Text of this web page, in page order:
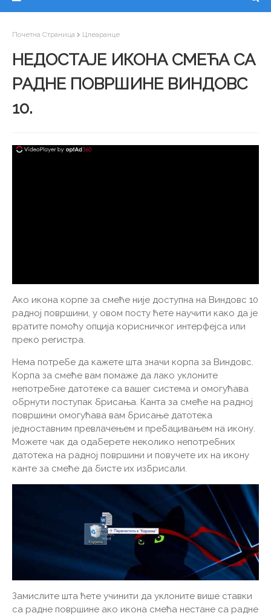
Почетна Страница Цлеаранце
НЕДОСТАЈЕ ИКОНА СМЕЋА СА
РАДНЕ ПОВРШИНЕ ВИНДОВС
10.
Ако икона корпе за смеће није доступна на Виндовс 10
радној површини, у овом посту ћете научити како да је
вратите помоћу опција корисничког интерфејса или
преко регистра.
Нема потребе да кажете шта значи корпа за Виндовс.
Корпа за смеће вам помаже да лако уклоните
непотребне датотеке са вашег система и омогућава
обрнути поступак брисања. Канта за смеће на радној
површини омогућава вам брисање датотека
једноставним превлачењем и пребацивањем на икону.
Можете чак да одаберете неколико непотребних
датотека на радној површини и повучете их на икону
канте за смеће да бисте их избрисали.
Замислите шта ћете учинити да уклоните више ставки
са радне површине ако икона смећа нестане са радне